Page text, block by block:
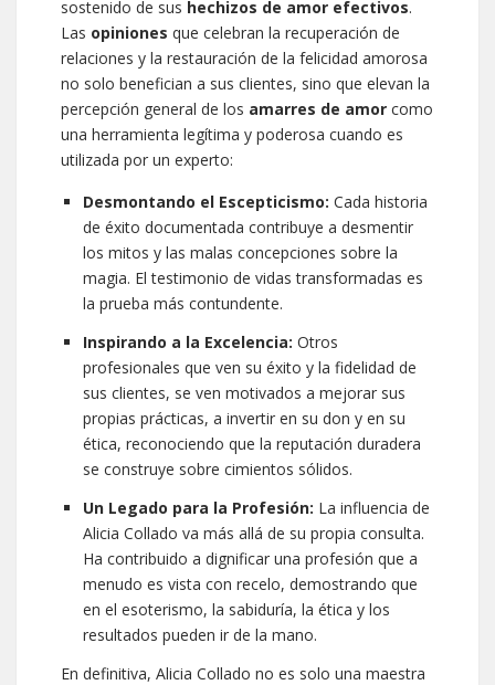
sostenido de sus hechizos de amor efectivos.
Las opiniones que celebran la recuperación de
relaciones y la restauración de la felicidad amorosa
no solo benefician a sus clientes, sino que elevan la
percepción general de los amarres de amor como
una herramienta legítima y poderosa cuando es
utilizada por un experto:
Desmontando el Escepticismo: Cada historia
de éxito documentada contribuye a desmentir
los mitos y las malas concepciones sobre la
magia. El testimonio de vidas transformadas es
la prueba más contundente.
Inspirando a la Excelencia: Otros
profesionales que ven su éxito y la fidelidad de
sus clientes, se ven motivados a mejorar sus
propias prácticas, a invertir en su don y en su
ética, reconociendo que la reputación duradera
se construye sobre cimientos sólidos.
Un Legado para la Profesión: La influencia de
Alicia Collado va más allá de su propia consulta.
Ha contribuido a dignificar una profesión que a
menudo es vista con recelo, demostrando que
en el esoterismo, la sabiduría, la ética y los
resultados pueden ir de la mano.
En definitiva, Alicia Collado no es solo una maestra